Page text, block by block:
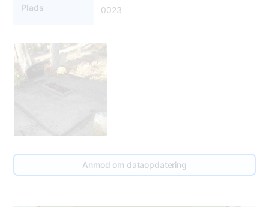
Plads 0023
Anmod om dataopdatering